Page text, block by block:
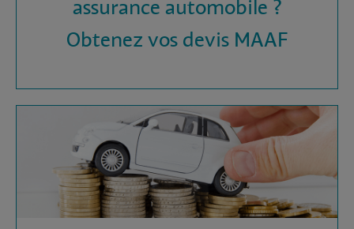
assurance automobile ?
Obtenez vos devis MAAF